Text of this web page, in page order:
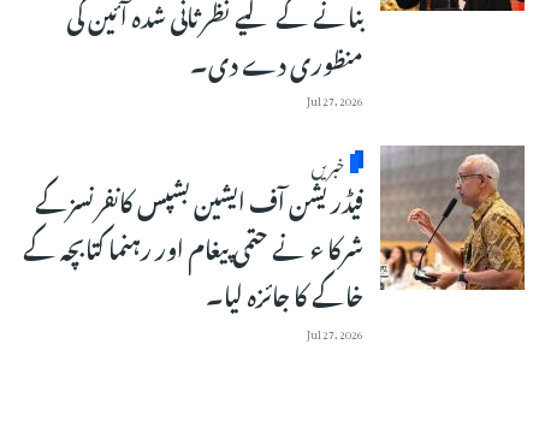
بنانے کے لیے نظرثانی شدہ آئین کی
منظوری دے دی۔
Jul 27, 2026
خبریں
فیڈریشن آف ایشین بشپس کانفرنسزکے
شرکا ء نے حتمی پیغام اور رہنما کتابچہ کے
خاکے کا جائزہ لیا۔
Jul 27, 2026